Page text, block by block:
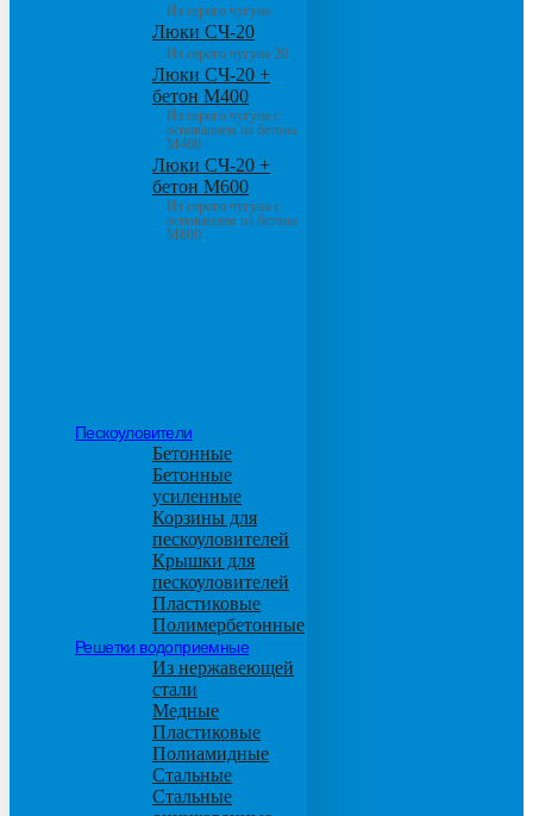
Из серого чугуна
Люки СЧ-20
Из серого чугуна 20
Люки СЧ-20 +
бетон М400
Из серого чугуна с
основанием из бетона
М400
Люки СЧ-20 +
бетон М600
Из серого чугуна с
основанием из бетона
М600
Пескоуловители
Бетонные
Бетонные
усиленные
Корзины для
пескоуловителей
Крышки для
пескоуловителей
Пластиковые
Полимербетонные
Решетки водоприемные
Из нержавеющей
стали
Медные
Пластиковые
Полиамидные
Стальные
Стальные